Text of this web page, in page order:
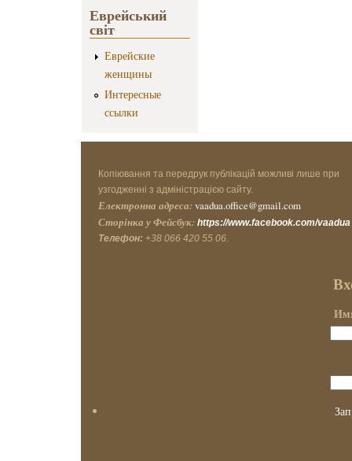
Еврейський
світ
Еврейские
женщины
Интересные
ссылки
Копіювання та передрук публікацій можливі лише при
узгодженні з адміністрацією сайту.
Електронна адреса: vaadua.office@gmail.com
Сторінка у Фейсбук: https://www.facebook.com/vaadua
Телефон: +38 066 420 55 06.